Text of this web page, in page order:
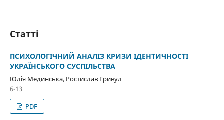
Статті
ПСИХОЛОГІЧНИЙ АНАЛІЗ КРИЗИ ІДЕНТИЧНОСТІ
УКРАЇНСЬКОГО СУСПІЛЬСТВА
Юлія Мединська, Ростислав Гривул
6-13
PDF